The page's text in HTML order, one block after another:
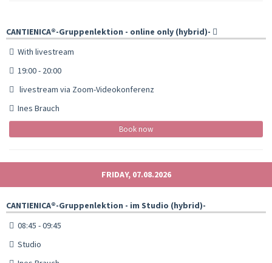
CANTIENICA®️-Gruppenlektion - online only (hybrid)-
With livestream
19:00 - 20:00
livestream via Zoom-Videokonferenz
Ines Brauch
Book now
FRIDAY, 07.08.2026
CANTIENICA®️-Gruppenlektion - im Studio (hybrid)-
08:45 - 09:45
Studio